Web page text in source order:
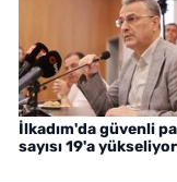
İlkadım'da güvenli
sayısı 19'a yükseliyor